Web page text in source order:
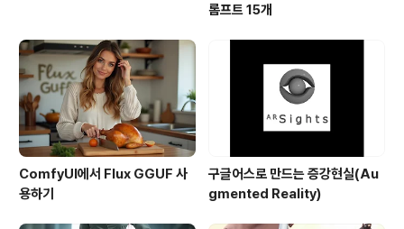
롬프트 15개
ComfyUI에서 Flux GGUF 사
용하기
구글어스로 만드는 증강현실(Au
gmented Reality)